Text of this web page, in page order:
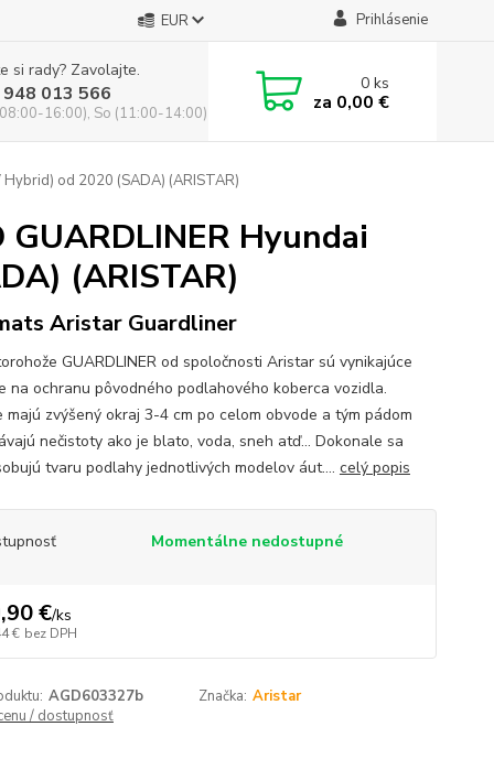
EUR Prihlásenie
si rady? Zavolajte.
013 566
16:00), So (11:00-14:00)
0ks
za 0,00 €
od 2020 (SADA) (ARISTAR)
Hyundai
(ARISTAR)
Aristar Guardliner
GUARDLINER od spoločnosti Aristar sú vynikajúce
na ochranu pôvodného podlahového koberca vozidla.
majú zvýšený okraj 3-4 cm po celom obvode a tým pádom
nečistoty ako je blato, voda, sneh atď... Dokonale sa
tvaru podlahy jednotlivých modelov áut.... celý popis
Momentálne nedostupné
€/ks
€ bez DPH
AGD603327b Značka: Aristar
/ dostupnosť